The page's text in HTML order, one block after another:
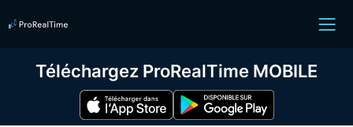
Téléchargez ProRealTime MOBILE